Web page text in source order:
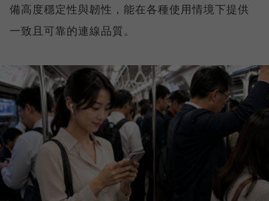
備高度穩定性與韌性，能在各種使用情境下提供
一致且可靠的連線品質。